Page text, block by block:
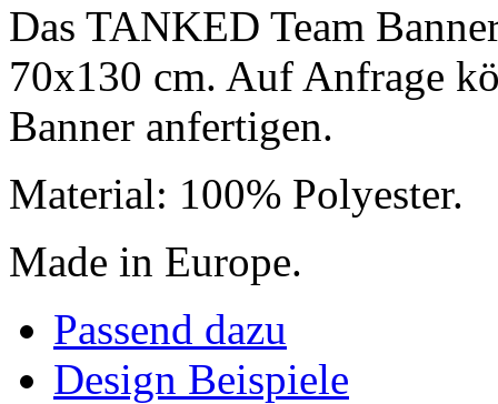
Das TANKED Team
70x130 cm. Auf Anfrage
Banner anfertigen.
Material: 100% Polyester.
Made in Europe.
Passend dazu
Design Beispiele